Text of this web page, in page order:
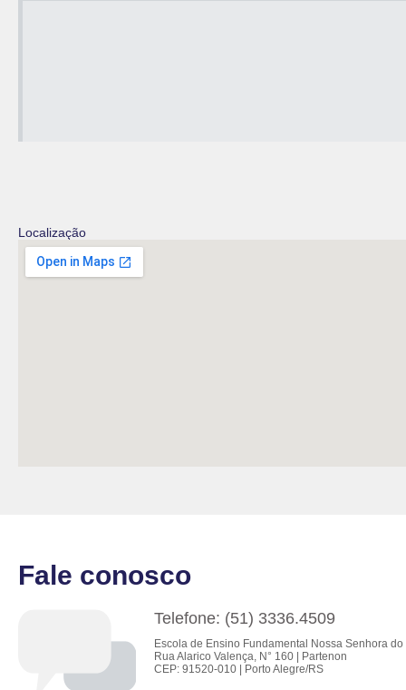
Localização
Fale conosco
Telefone: (51) 3336.4509
Escola de Ensino Fundamental Nossa Senhora do
Rua Alarico Valença, N° 160 | Partenon
CEP: 91520-010 | Porto Alegre/RS